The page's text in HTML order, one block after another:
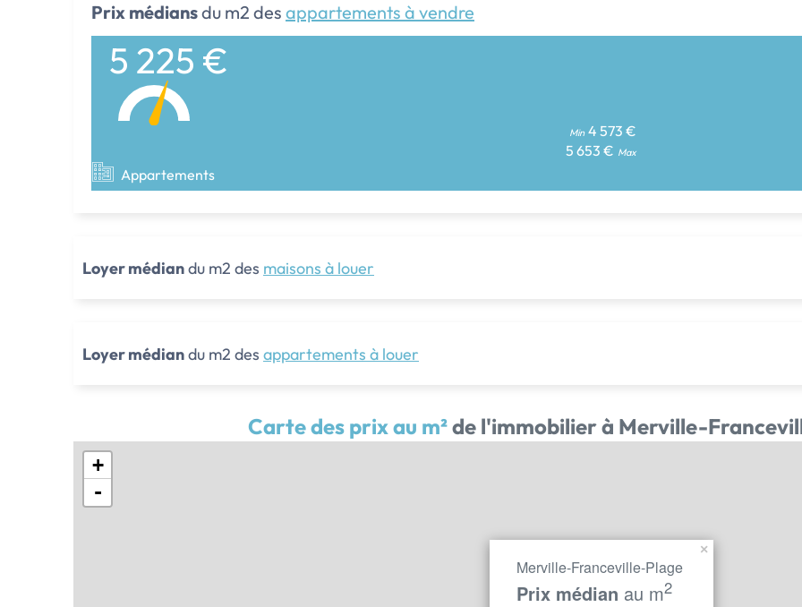
Prix médiansdu m2 des appartements à vendre
5 225 €
Min 4 573 €
5 653 € Max
Appartements
Loyer médiandu m2 des maisons à louer
Loyer médiandu m2 des appartements à louer
Carte des prix au m²de l'immobilier à Merville-
Merville-Franceville-Plage
Prix médian au m2
×
+
-